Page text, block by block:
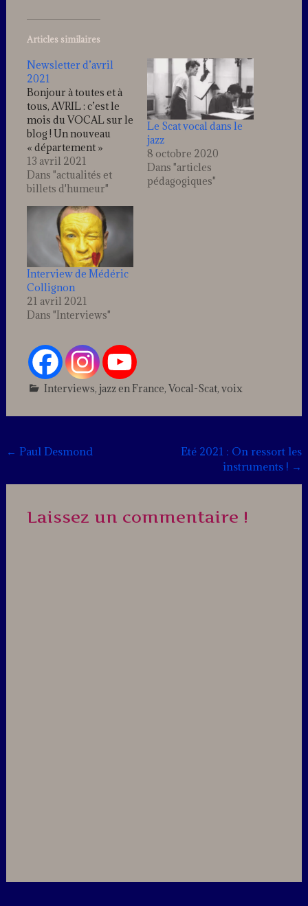
Articles similaires
Newsletter d’avril
2021
Bonjour à toutes et à
tous, AVRIL : c’est le
mois du VOCAL sur le
blog ! Un nouveau
« département »
s’ouvre sur le blog,
pour tous les
vocalistes ! Au menu :
sur le SCAT, qui vous
guide pas à pas pour
acquérir les bases de
cette
technique. Profitez du
prix de lancement…
13 avril 2021
Dans "actualités et
billets d'humeur"
Le Scat vocal dans le
jazz
8 octobre 2020
Dans "articles
pédagogiques"
Interview de Médéric
Collignon
21 avril 2021
Dans "Interviews"
Interviews, jazz en France, Vocal-Scat, voix
a
Post
← Paul Desmond
Eté 2021 : On ressort les
instruments ! →
Laissez un commentaire !